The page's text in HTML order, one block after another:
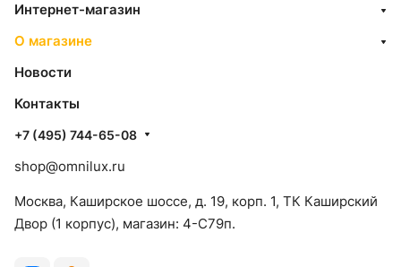
Интернет-магазин
О магазине
Новости
Контакты
+7 (495) 744-65-08
shop@omnilux.ru
Москва, Каширское шоссе, д. 19, корп. 1, ТК Каширский
Двор (1 корпус), магазин: 4-C79п.